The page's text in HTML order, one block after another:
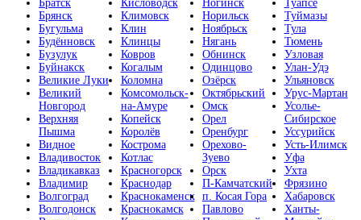
Братск
Брянск
Бугульма
Будённовск
Бузулук
Буйнакск
Великие Луки
Великий
Новгород
Верхняя
Пышма
Видное
Владивосток
Владикавказ
Владимир
Волгоград
Волгодонск
Кисловодск
Климовск
Клин
Клинцы
Ковров
Когалым
Коломна
Комсомольск-
на-Амуре
Копейск
Королёв
Кострома
Котлас
Красногорск
Краснодар
Краснокаменск
Краснокамск
Ногинск
Норильск
Ноябрьск
Нягань
Обнинск
Одинцово
Озёрск
Октябрьский
Омск
Орел
Оренбург
Орехово-
Зуево
Орск
П-Камчатский
п. Косая Гора
Павлово
Туапсе
Туймазы
Тула
Тюмень
Узловая
Улан-Удэ
Ульяновск
Урус-Мартан
Усолье-
Сибирское
Уссурийск
Усть-Илимск
Уфа
Ухта
Фрязино
Хабаровск
Ханты-